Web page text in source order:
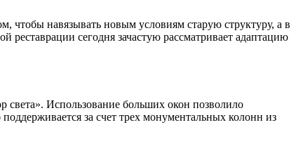
чтобы навязывать новым условиям старую структуру, а в
сегодня зачастую рассматривает адаптацию
света». Использование больших окон позволило
за счет трех монументальных колонн из